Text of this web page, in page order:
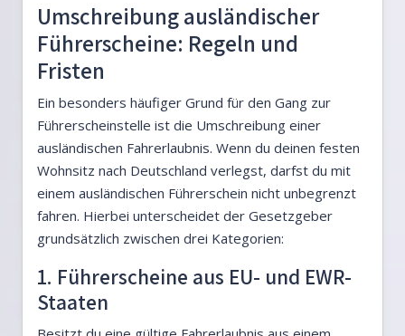
Umschreibung ausländischer
Führerscheine: Regeln und
Fristen
Ein besonders häufiger Grund für den Gang zur
Führerscheinstelle ist die Umschreibung einer
ausländischen Fahrerlaubnis. Wenn du deinen festen
Wohnsitz nach Deutschland verlegst, darfst du mit
einem ausländischen Führerschein nicht unbegrenzt
fahren. Hierbei unterscheidet der Gesetzgeber
grundsätzlich zwischen drei Kategorien:
1. Führerscheine aus EU- und EWR-
Staaten